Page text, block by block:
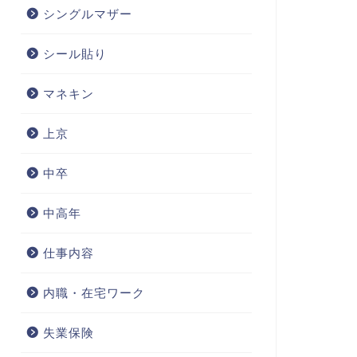
シングルマザー
シール貼り
マネキン
上京
中卒
中高年
仕事内容
内職・在宅ワーク
失業保険